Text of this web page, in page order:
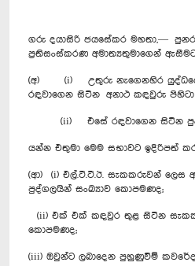
ගරු දයාසිරි ජයසේකර මහතා,—
ප්‍රතිසංස්කරණ අමාත්‍යතුමාගෙන්
(අ) (i) උතුරු නැගෙනහිර
රඳවාගෙන සිටින අනාථ කඳවුරු
(ii) එසේ රඳවාගෙන සිටින
යන්න එතුමා මෙම සභාවට ඉදිරිපත්
(ආ) (i) එල්.ටී.ටී.ඊ. සැකකරුවන් ලෙස
පුද්ගලයින් සංඛ්‍යාව කොපමණද;
(ii) එක් එක් කඳවුර තුළ සිටින
කොපමණද;
(iii) ඔවුන්ට ලබාදෙන පුහුණුවීම්